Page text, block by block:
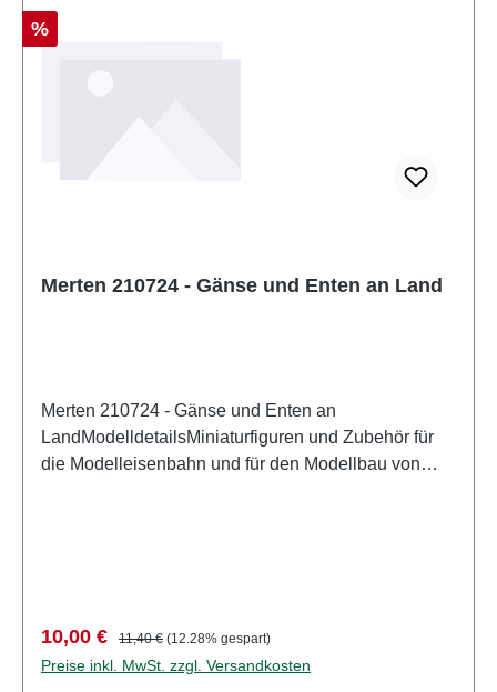
Rabatt
%
Merten 210724 - Gänse und Enten an Land
Merten 210724 - Gänse und Enten an
LandModelldetailsMiniaturfiguren und Zubehör für
die Modelleisenbahn und für den Modellbau von
Hersteller: MertenArtikelnummer: 2936Stückzahl:
Set aus mehreren TeilenEAN:
Verkaufspreis:
10,00 € Regulärer Preis:
11,40 € (12.28% gespart)
Preise inkl. MwSt. zzgl. Versandkosten